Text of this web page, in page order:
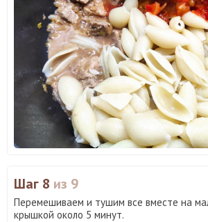
Шаг 8 из 9
Перемешиваем и тушим все вместе на
крышкой около 5 минут.